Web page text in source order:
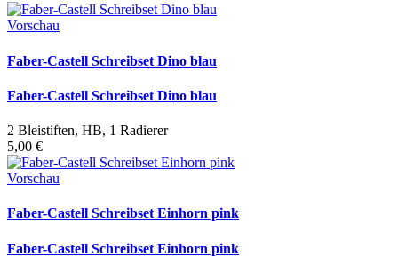
Vorschau
Faber-Castell Schreibset Dino blau
Faber-Castell Schreibset Dino blau
2 Bleistiften, HB, 1 Radierer
5,00 €
Vorschau
Faber-Castell Schreibset Einhorn pink
Faber-Castell Schreibset Einhorn pink